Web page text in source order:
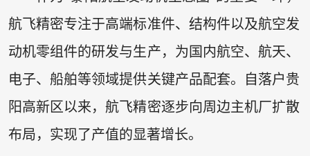
航飞精密专注于高端标准件、结构件以及航空发
动机零组件的研发与生产，为国内航空、航天、
电子、船舶等领域提供关键产品配套。自落户贵
阳高新区以来，航飞精密逐步向周边主机厂扩散
布局，实现了产值的显著增长。